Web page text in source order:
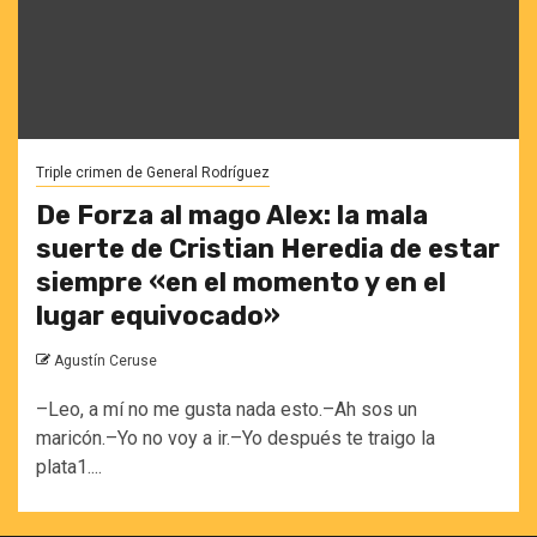
Triple crimen de General Rodríguez
De Forza al mago Alex: la mala
suerte de Cristian Heredia de estar
siempre «en el momento y en el
lugar equivocado»
Agustín Ceruse
–Leo, a mí no me gusta nada esto.–Ah sos un
maricón.–Yo no voy a ir.–Yo después te traigo la
plata1....